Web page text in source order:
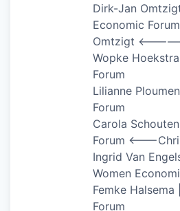
Dirk-Jan
Economic
Omtzigt
Wopke
Forum
Lilianne
Forum
Carola
Forum <——-
Ingrid Van
Women
Femke
Forum